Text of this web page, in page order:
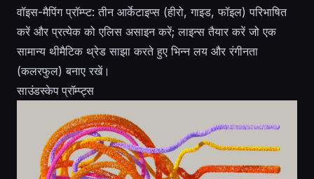
वॉइस-मैपिंग प्रॉम्प्ट: तीन आर्केटाइप्स (हीरो, गाइड, फॉइल) परिभाषित
करें और प्रत्येक को एलिस असाइन करें; लाइन्स तैयार करें जो एक
सामान्य थीमैटिक थ्रेड साझा करते हुए भिन्न लय और रंगीनता
(कलरफुल) बनाए रखें।
साउंडस्केप प्रॉम्प्ट्स